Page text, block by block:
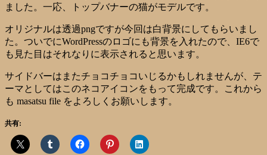
ました。一応、トップバナーの猫がモデルです。
オリジナルは透過pngですが今回は白背景にしてもらいまし
た。ついでにWordPressのロゴにも背景を入れたので、IE6で
も見た目はそれなりに表示されると思います。
サイドバーはまたチョコチョコいじるかもしれませんが、テ
ーマとしてはこのネコアイコンをもって完成です。これから
も masatsu file をよろしくお願いします。
共有: